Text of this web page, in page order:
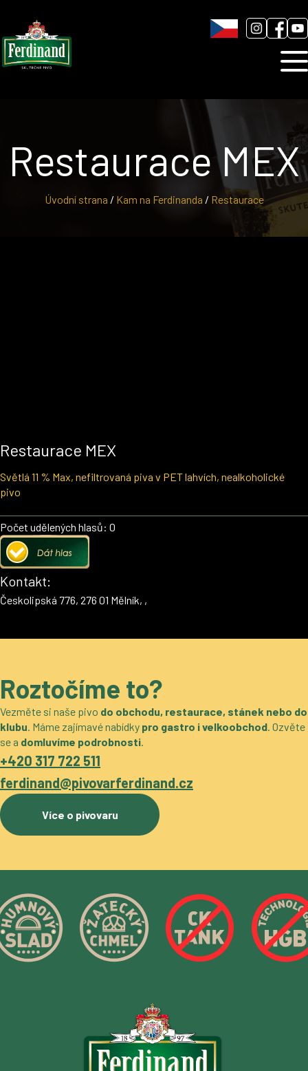
Blog
Úvodní strana / Kam na Ferdinanda / Restaurace
Restaurace MEX
Restaurace MEX
Světlá 11 % Max, nefiltrovaná piva v PET lahvích, nealkoholické
pivo
Počet udělených hlasů: 0
Kontakt:
Českolipská 776, 276 01 Mělník, ,
Roztočíme to?
Vezměte si naše pivo do obchodu, restaurace, stánek nebo do
klubu. Máme zajímavé nabídky pro gastro i velkoobchod. Ozvěte
se a domluvíme podrobnosti.
+420 317 722 511
ferdinand@pivovarferdinand.cz
Více o pivovaru